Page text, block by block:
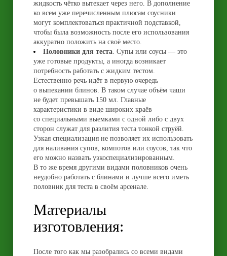
жидкость чётко вытекает через него. В дополнение
ко всем уже перечисленным плюсам соусники
могут комплектоваться практичной подставкой,
чтобы была возможность после его использования
аккуратно положить на своё место.
Половники для теста. Супы или соусы — это
уже готовые продукты, а иногда возникает
потребность работать с жидким тестом.
Естественно речь идёт в первую очередь
о выпекании блинов. В таком случае объём чаши
не будет превышать 150 мл. Главные
характеристики в виде широких краёв
со специальными выемками с одной либо с двух
сторон служат для разлития теста тонкой струёй.
Узкая специализация не позволяет их использовать
для наливания супов, компотов или соусов, так что
его можно назвать узкоспециализированным.
В то же время другими видами половников очень
неудобно работать с блинами и лучше всего иметь
половник для теста в своём арсенале.
Материалы
изготовления:
После того как мы разобрались со всеми видами